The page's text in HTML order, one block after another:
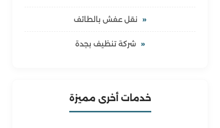
نقل عفش بالطائف
شركة تنظيف بجدة
خدمات أخرى مميزة